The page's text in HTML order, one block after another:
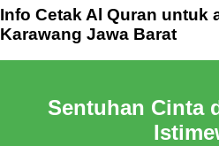
Info Cetak Al Quran untuk
Karawang Jawa Barat
Sentuhan Cinta